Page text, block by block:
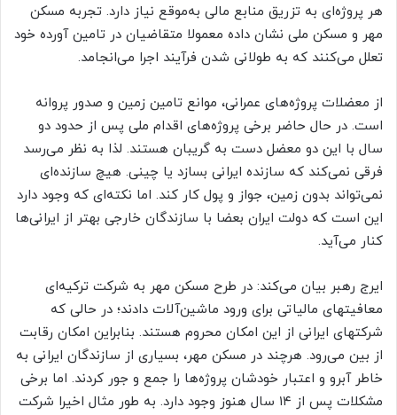
هر پروژه‌ای به تزریق منابع مالی به‌موقع نیاز دارد. تجربه مسکن
مهر و مسکن ملی نشان داده معمولا متقاضیان در تامین آورده خود
تعلل می‌کنند که به طولانی شدن فرآیند اجرا می‌انجامد.
از معضلات پروژه‌های عمرانی، موانع تامین زمین و صدور پروانه
است. در حال حاضر برخی پروژه‌های اقدام ملی پس از حدود دو
سال با این دو معضل دست به گریبان هستند. لذا به نظر می‌رسد
فرقی نمی‌کند که سازنده ایرانی بسازد یا چینی. هیچ سازنده‌ای
نمی‌تواند بدون زمین، جواز و پول کار کند. اما نکته‌ای که وجود دارد
این است که دولت ایران بعضا با سازندگان خارجی بهتر از ایرانی‌ها
کنار می‌آید.
ایرج رهبر بیان می‌کند: در طرح مسکن مهر به شرکت ترکیه‌ای
معافیتهای مالیاتی برای ورود ماشین‌آلات دادند؛ در حالی که
شرکتهای ایرانی از این امکان محروم هستند. بنابراین امکان رقابت
از بین می‌رود. هرچند در مسکن مهر، بسیاری از سازندگان ایرانی به
خاطر آبرو و اعتبار خودشان پروژه‌ها را جمع و جور کردند. اما برخی
مشکلات پس از ۱۴ سال هنوز وجود دارد. به طور مثال اخیرا شرکت